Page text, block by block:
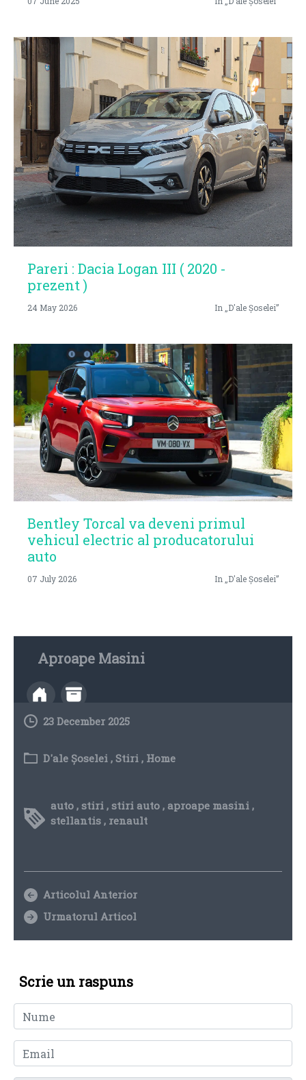
Pareri : Dacia Logan III ( 2020 -
prezent )
24 May 2026 In „D'ale Șoselei”
Bentley Torcal va deveni primul
vehicul electric al producatorului
auto
07 July 2026 In „D'ale Șoselei”
Aproape Masini
23 December 2025
D'ale Șoselei , Stiri , Home
auto, stiri, stiri auto, aproape masini,
stellantis, renault
Articolul Anterior
Urmatorul Articol
Scrie un raspuns